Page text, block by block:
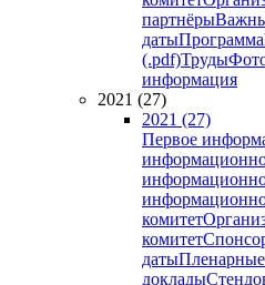
партнёры
датыПрограмма
(.pdf)Труды
информация
2021 (27)
2021 (27)
Первое
комитет
комитет
даты
доклады